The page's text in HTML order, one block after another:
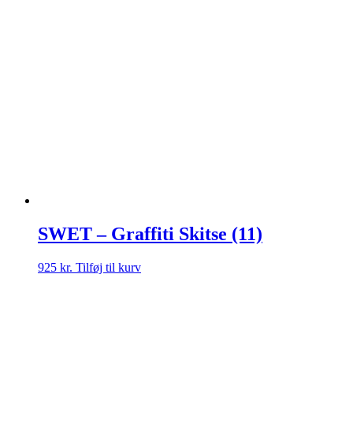
SWET – Graffiti Skitse (11)
925 kr. Tilføj til kurv